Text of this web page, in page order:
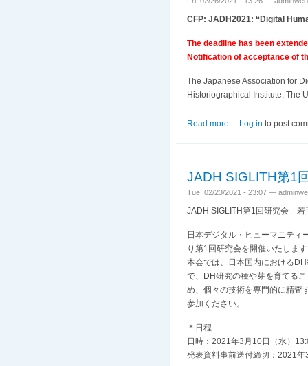
CFP: JADH2021: “Digital
The deadline has been
Notification of acceptance of
The Japanese Association for
Historiographical Institute, The
Read more about CFP:
Log in to post
JADH SIGLITH第1
Tue, 02/23/2021 - 23:07 —
JADH SIGLITH第1回研究会「
日本デジタル・ヒューマニティ
り第1回研究会を開催いたします
本会では、日本国内における
で、DH研究の種や芽を育てる
め、個々の技術を専門的に精査
参加ください。
＊日程
日時：2021年3月10日（水）
発表資料事前送付締切：2021年